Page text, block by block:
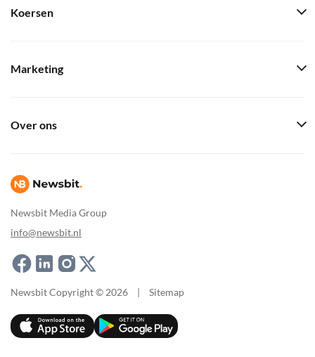
Newsbit Media Group
info@newsbit.nl
Koersen
Marketing
Over ons
Newsbit Copyright © 2026 | Sitemap